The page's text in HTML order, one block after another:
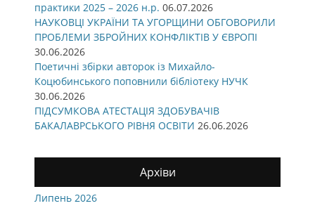
практики 2025 – 2026 н.р. 06.07.2026
НАУКОВЦІ УКРАЇНИ ТА УГОРЩИНИ ОБГОВОРИЛИ
ПРОБЛЕМИ ЗБРОЙНИХ КОНФЛІКТІВ У ЄВРОПІ
30.06.2026
Поетичні збірки авторок із Михайло-
Коцюбинського поповнили бібліотеку НУЧК
30.06.2026
ПІДСУМКОВА АТЕСТАЦІЯ ЗДОБУВАЧІВ
БАКАЛАВРСЬКОГО РІВНЯ ОСВІТИ 26.06.2026
Архіви
Липень 2026